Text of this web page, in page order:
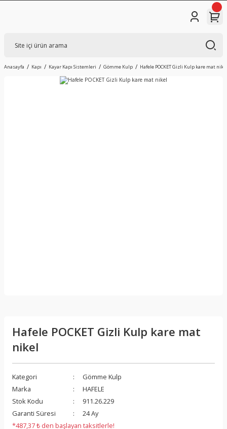
Anasayfa Kapı Kayar Kapı Sistemleri Gömme Kulp Hafele POCKET Gizli Kulp kare mat nikel
Hafele POCKET Gizli Kulp kare mat
nikel
Kategori
Gömme Kulp
Marka
HAFELE
Stok Kodu
911.26.229
Garanti Süresi
24 Ay
*487,37 ₺ den başlayan taksitlerle!